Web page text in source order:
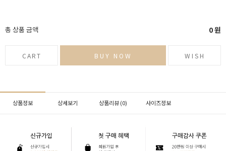
총 상품 금액 0원
CART BUY NOW WISH
상품정보 상세보기 상품리뷰 (0) 사이즈정보